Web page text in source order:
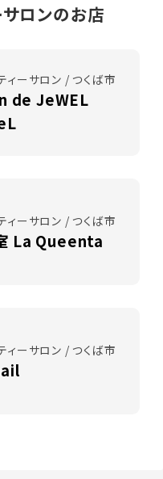
ロンのお店
ィーサロン / つくば市
de JeWEL
ィーサロン / つくば市
La Queenta
ィーサロン / つくば市